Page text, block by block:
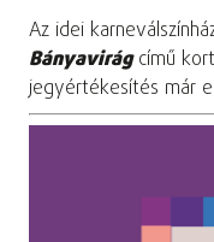
Az idei
Bányavirágcímű
jegyértékesítés már